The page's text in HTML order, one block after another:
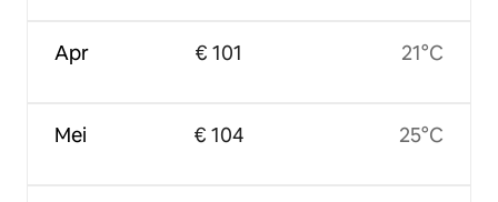
Apr
Mei
€ 101
€ 104
21°C
25°C